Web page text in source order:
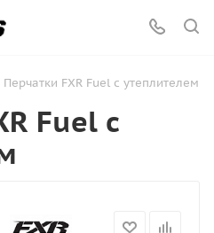
Перчатки FXR Fuel с утеплителем
Fuel с